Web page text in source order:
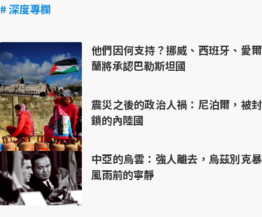
# 深度專欄
他們因何支持？挪威、西班牙、愛爾
蘭將承認巴勒斯坦國
震災之後的政治人禍：尼泊爾，被封
鎖的內陸國
中亞的烏雲：強人離去，烏茲別克暴
風雨前的寧靜